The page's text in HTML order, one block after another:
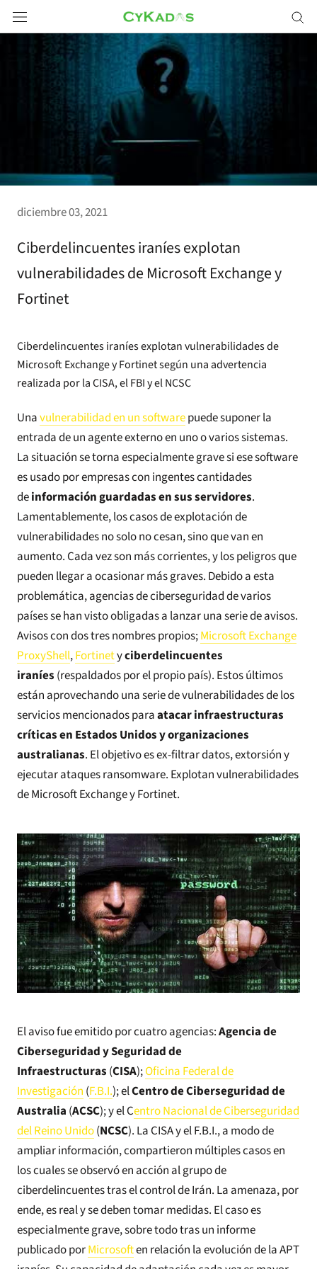
Saltar
a
contenido
diciembre 03, 2021
Ciberdelincuentes iraníes explotan
vulnerabilidades de Microsoft Exchange y
Fortinet
Ciberdelincuentes iraníes explotan vulnerabilidades de
Microsoft Exchange y Fortinet según una advertencia
realizada por la CISA, el FBI y el NCSC
Unavulnerabilidad en un softwarepuede suponer la
entrada de un agente externo en uno o varios sistemas.
La situación se torna especialmente grave si ese software
es usado por empresas con ingentes cantidades
deinformación guardadas en sus servidores.
Lamentablemente, los casos de explotación de
vulnerabilidades no solo no cesan, sino que van en
aumento. Cada vez son más corrientes, y los peligros que
pueden llegar a ocasionar más graves. Debido a esta
problemática, agencias de ciberseguridad de varios
países se han visto obligadas a lanzar una serie de avisos.
Avisos con dos tres nombres propios;Microsoft Exchange
ProxyShell,Fortinetyciberdelincuentes
iraníes (respaldados por el propio país). Estos últimos
están aprovechando una serie de vulnerabilidades de los
servicios mencionados paraatacar infraestructuras
críticas en Estados Unidos y organizaciones
australianas. El objetivo es ex-filtrar datos, extorsión y
ejecutar ataques ransomware. Explotan vulnerabilidades
de Microsoft Exchange y Fortinet.
El aviso fue emitido por cuatro agencias:Agencia de
Ciberseguridad y Seguridad de
Infraestructuras (CISA);Oficina Federal de
Investigación (F.B.I.); elCentro de Ciberseguridad de
Australia (ACSC); y el Centro Nacional de Ciberseguridad
del Reino Unido(NCSC). La CISA y el F.B.I., a modo de
ampliar información, compartieron múltiples casos en
los cuales se observó en acción al grupo de
ciberdelincuentes tras el control de Irán. La amenaza, por
ende, es real y se deben tomar medidas. El caso es
especialmente grave, sobre todo tras un informe
publicado porMicrosoften relación la evolución de la APT